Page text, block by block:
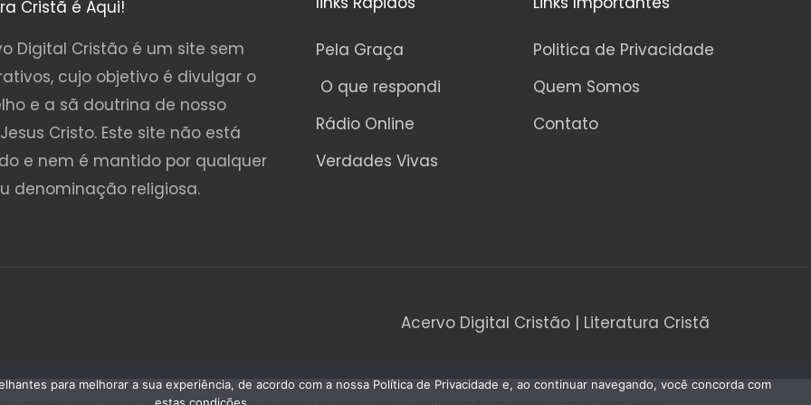
d
Cristã é Aqui!
Digital Cristão é um site sem
cujo objetivo é divulgar o
e a sã doutrina de nosso
Cristo. Este site não está
e nem é mantido por qualquer
denominação religiosa.
Pela Graça
O que respondi
Rádio Online
Verdades Vivas
Politica de Privacidade
Quem Somos
Contato
Acervo Digital Cristão | Literatura Cristã
para melhorar a sua experiência, de acordo com a nossa Política de Privacidade e, ao continuar navegando, você concorda com